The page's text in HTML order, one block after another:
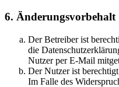
6. Änderungsvorbehalt
Der Betreiber ist
die
Nutzer per E-Mail
Der Nutzer ist
Im Falle des